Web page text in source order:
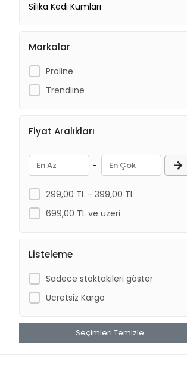
Silika Kedi Kumları
Markalar
Proline
Trendline
Fiyat Aralıkları
-
299,00 TL - 399,00 TL
699,00 TL ve üzeri
Listeleme
Sadece stoktakileri göster
Ücretsiz Kargo
Seçimleri Temizle